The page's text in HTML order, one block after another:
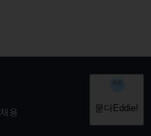
채용